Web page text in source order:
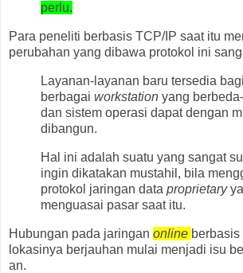
perlu.
Para peneliti berbasis TCP/IP saat itu
perubahan yang dibawa protokol ini
Layanan-layanan baru tersedia
berbagai workstation yang
dan sistem operasi dapat dengan
dibangun.
Hal ini adalah suatu yang sangat
ingin dikatakan mustahil, bila
protokol jaringan data proprietary
menguasai pasar saat itu.
Hubungan pada jaringan online
lokasinya berjauhan mulai menjadi isu
an.